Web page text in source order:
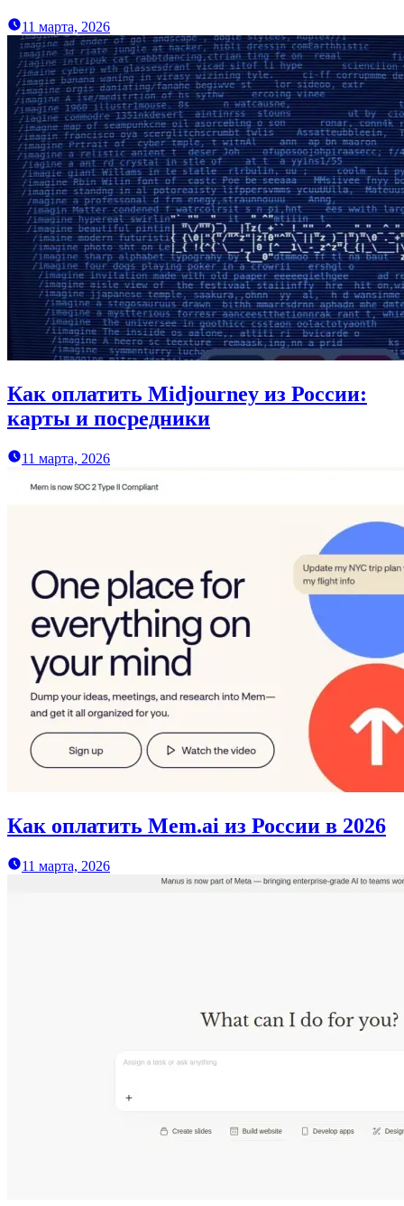
11 марта, 2026
Как оплатить Midjourney из России:
карты и посредники
11 марта, 2026
Как оплатить Mem.ai из России в 2026
11 марта, 2026